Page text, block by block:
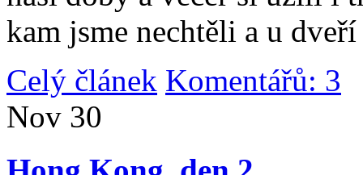
kam jsme nechtěli a u
Celý článek Komentářů: 3
Nov 30